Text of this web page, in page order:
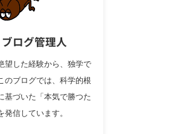
ログ管理人
望した経験から、独学で
のブログでは、科学的根
基づいた「本気で勝つた
発信しています。